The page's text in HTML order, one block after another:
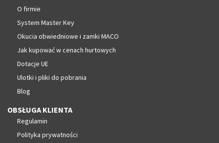
O firmie
System Master Key
Okucia obwiedniowe i zamki MACO
Jak kupować w cenach hurtowych
Dotacje UE
Ulotki i pliki do pobrania
Blog
OBSŁUGA KLIENTA
Regulamin
Polityka prywatności